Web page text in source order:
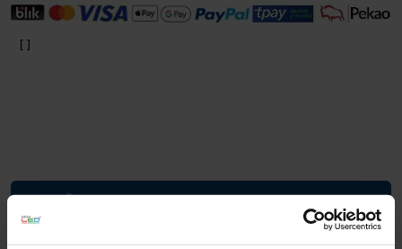
Planujesz większy zakup? Negocjuj cenę!